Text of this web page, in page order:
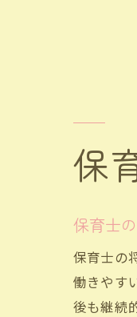
保
保育士
保育士の
働きやす
後も継続